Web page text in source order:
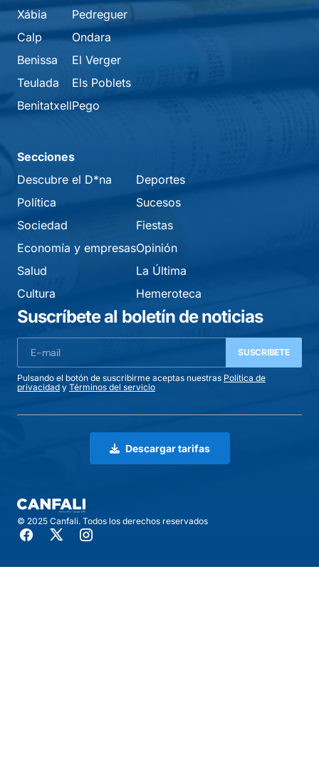
Xábia
Calp
Benissa
Teulada
Benitatxell
Pedreguer
Ondara
El Verger
Els Poblets
Pego
Secciones
Descubre el D*na
Política
Sociedad
Economía y empresas
Salud
Cultura
Deportes
Sucesos
Fiestas
Opinión
La Última
Hemeroteca
Suscríbete al boletín de noticias
SUSCRIBETE
Pulsando el botón de suscribirme aceptas nuestras Política de
privacidad y Términos del servicio
Descargar tarifas
© 2025 Canfali. Todos los derechos reservados